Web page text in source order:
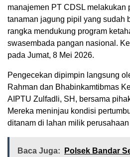
manajemen PT CDSL melakukan
tanaman jagung pipil yang sudah
rangka mendukung program
swasembada pangan nasional.
pada Jumat, 8 Mei 2026.
Pengecekan dipimpin langsung
Rahman dan Bhabinkamtibmas
AIPTU Zulfadli, SH, bersama
Mereka meninjau kondisi
ditanam di lahan milik perusahaan
Baca Juga:
Polsek Bandar